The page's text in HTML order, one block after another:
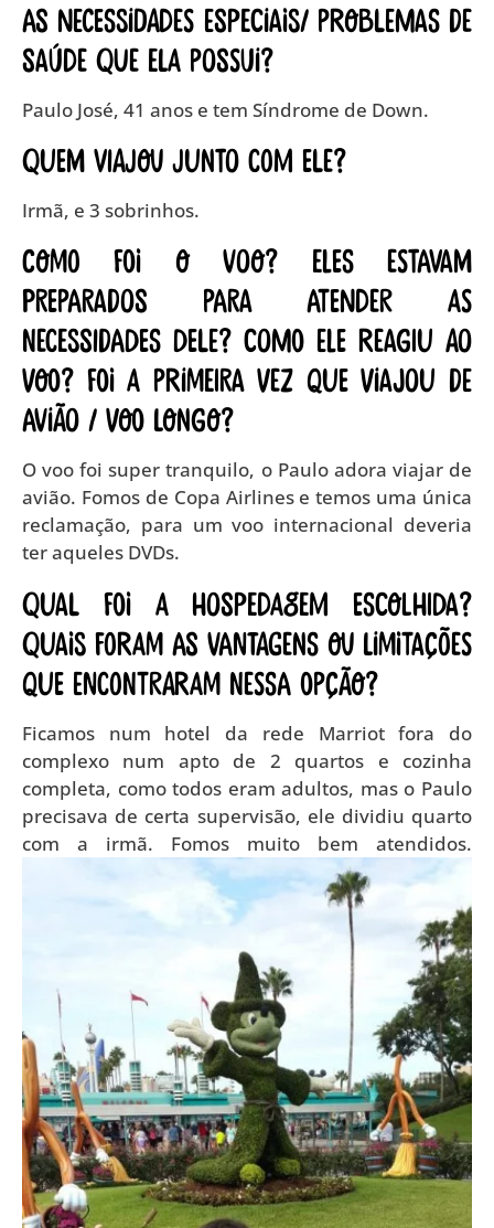
as necessidades especiais/ problemas de
saúde que ela possui?
Paulo José, 41 anos e tem Síndrome de Down.
Quem viajou junto com ele?
Irmã, e 3 sobrinhos.
Como foi o voo? Eles estavam
preparados para atender as
necessidades dele? Como ele reagiu ao
voo? Foi a primeira vez que viajou de
avião / voo longo?
O voo foi super tranquilo, o Paulo adora viajar de
avião. Fomos de Copa Airlines e temos uma única
reclamação, para um voo internacional deveria
ter aqueles DVDs.
Qual foi a hospedagem escolhida?
Quais foram as vantagens ou limitações
que encontraram nessa opção?
Ficamos num hotel da rede Marriot fora do
complexo num apto de 2 quartos e cozinha
completa, como todos eram adultos, mas o Paulo
precisava de certa supervisão, ele dividiu quarto
com a irmã. Fomos muito bem atendidos.